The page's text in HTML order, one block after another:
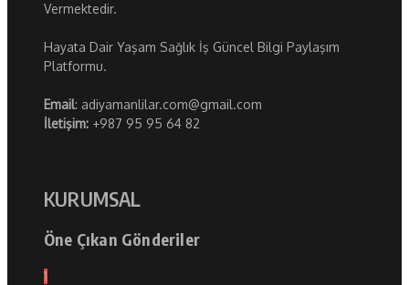
Vermektedir.
Hayata Dair Yaşam Sağlık İş Güncel Bilgi Paylaşım
Platformu.
Email: adiyamanlilar.com@gmail.com
İletişim: +987 95 95 64 82
KURUMSAL
Öne Çıkan Gönderiler
1